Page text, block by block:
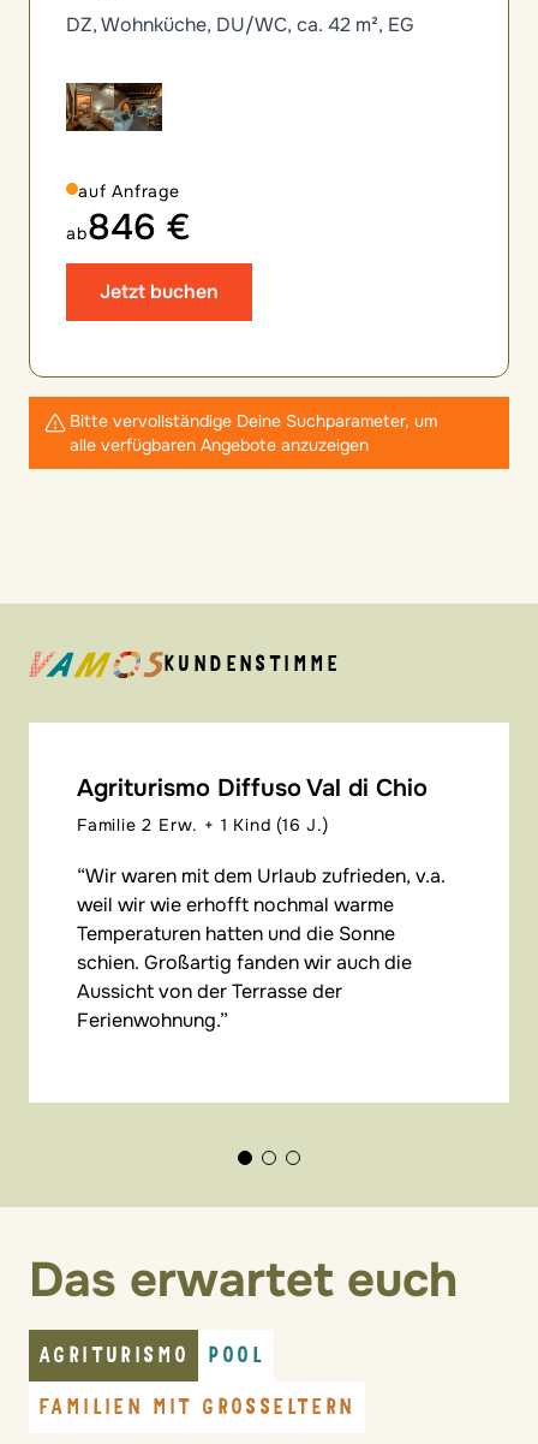
DZ, Wohnküche, DU/WC, ca. 42 m², EG
auf Anfrage
ab846 €
Jetzt buchen
Bitte vervollständige Deine Suchparameter, um
alle verfügbaren Angebote anzuzeigen
KUNDENSTIMME
Agriturismo Diffuso Val di Chio
Familie 2 Erw. + 1 Kind (16 J.)
Wir waren mit dem Urlaub zufrieden, v.a.
weil wir wie erhofft nochmal warme
Temperaturen hatten und die Sonne
schien. Großartig fanden wir auch die
Aussicht von der Terrasse der
Ferienwohnung.
Das erwartet euch
AGRITURISMO
POOL
FAMILIEN MIT GROSSELTERN